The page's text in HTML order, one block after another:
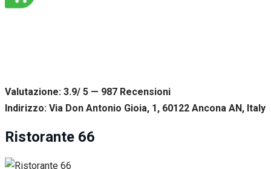
Valutazione: 3.9/ 5 — 987 Recensioni
Indirizzo: Via Don Antonio Gioia, 1, 60122 Ancona AN, Italy
Ristorante 66